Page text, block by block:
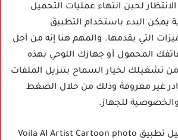
لحين انتهاء عمليات التحميل
يمكن البدء باستخدام التطبيق
التي يقدمها. والمهم هنا إنه من أجل
المحمول أو جهازك اللوحي بهذه
من تشغيلك لخيار السماح بتنزيل الملفات
غير معروفة وذلك من خلال الضغط
والخصوصية للجهاز.
كما من الممكن تحميل تطبيق Voila AI Artist Cartoon photo